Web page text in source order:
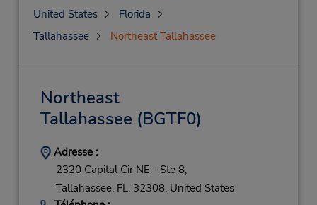
United States
Florida
Tallahassee
Northeast Tallahassee
Northeast
Tallahassee (BGTF0)
Adresse :
2320 Capital Cir NE - Ste 8,
Tallahassee, FL, 32308, United States